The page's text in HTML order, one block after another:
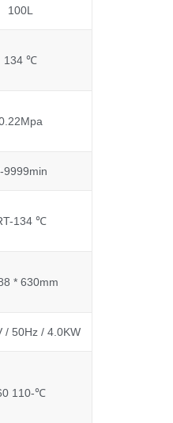
100L
134 ℃
9999min
134 ℃
* 630mm
/ 50Hz / 4.0KW
110-℃